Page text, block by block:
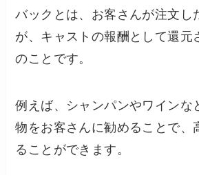
バックとは、お客さんが注文し
が、キャストの報酬として還元
のことです。
例えば、シャンパンやワインな
物をお客さんに勧めることで、
ることができます。